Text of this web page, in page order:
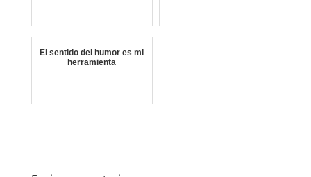
El sentido del humor es mi
herramienta